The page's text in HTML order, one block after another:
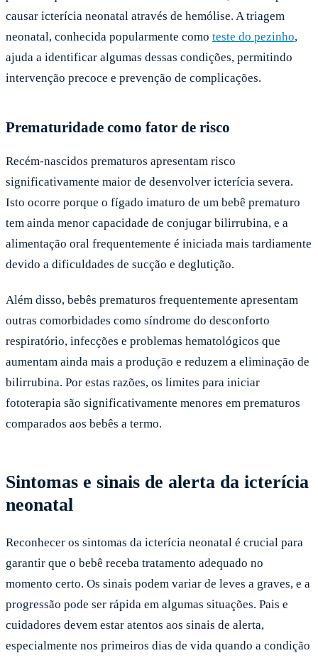
causar icterícia neonatal através de hemólise. A triagem
neonatal, conhecida popularmente como teste do pezinho,
ajuda a identificar algumas dessas condições, permitindo
intervenção precoce e prevenção de complicações.
Prematuridade como fator de risco
Recém-nascidos prematuros apresentam risco
significativamente maior de desenvolver icterícia severa.
Isto ocorre porque o fígado imaturo de um bebê prematuro
tem ainda menor capacidade de conjugar bilirrubina, e a
alimentação oral frequentemente é iniciada mais tardiamente
devido a dificuldades de sucção e deglutição.
Além disso, bebês prematuros frequentemente apresentam
outras comorbidades como síndrome do desconforto
respiratório, infecções e problemas hematológicos que
aumentam ainda mais a produção e reduzem a eliminação de
bilirrubina. Por estas razões, os limites para iniciar
fototerapia são significativamente menores em prematuros
comparados aos bebês a termo.
Sintomas e sinais de alerta da icterícia
neonatal
Reconhecer os sintomas da icterícia neonatal é crucial para
garantir que o bebê receba tratamento adequado no
momento certo. Os sinais podem variar de leves a graves, e a
progressão pode ser rápida em algumas situações. Pais e
cuidadores devem estar atentos aos sinais de alerta,
especialmente nos primeiros dias de vida quando a condição